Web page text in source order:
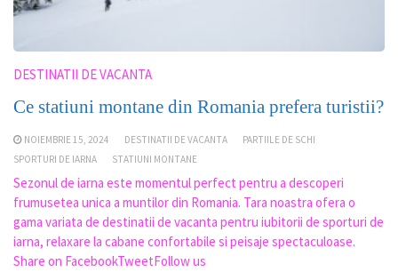
DESTINATII DE VACANTA
Ce statiuni montane din Romania prefera turistii?
NOIEMBRIE 15, 2024 DESTINATII DE VACANTA
PARTIILE DE SCHI
SPORTURI DE IARNA
STATIUNI MONTANE
Sezonul de iarna este momentul perfect pentru a descoperi
frumusetea unica a muntilor din Romania. Tara noastra ofera o
gama variata de destinatii de vacanta pentru iubitorii de sporturi de
iarna, relaxare la cabane confortabile si peisaje spectaculoase.
Share on FacebookTweetFollow us